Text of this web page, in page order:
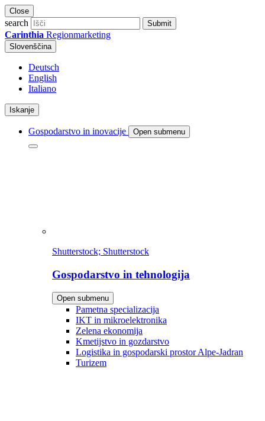
Close
search Submit
Carinthia Regionmarketing
Slovenščina
Deutsch
English
Italiano
Iskanje
Gospodarstvo in inovacije Open submenu
Shutterstock; Shutterstock
Gospodarstvo in tehnologija
Open submenu
Pametna specializacija
IKT in mikroelektronika
Zelena ekonomija
Kmetijstvo in gozdarstvo
Logistika in gospodarski prostor Alpe-Jadran
Turizem